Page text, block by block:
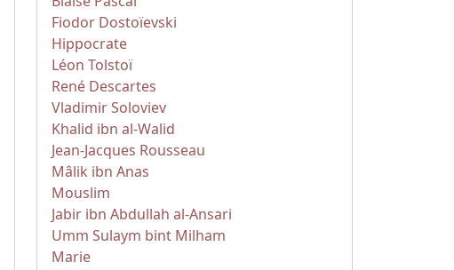
Fiodor Dostoïevski
Hippocrate
Léon Tolstoï
René Descartes
Vladimir Soloviev
Khalid ibn al-Walid
Jean-Jacques Rousseau
Mâlik ibn Anas
Mouslim
Jabir ibn Abdullah al-Ansari
Umm Sulaym bint Milham
Marie